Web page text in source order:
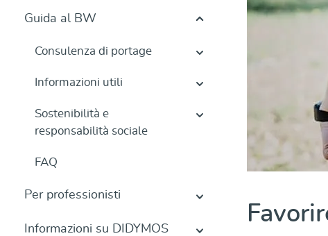
Guida al BW
Consulenza di portage
Informazioni utili
Sostenibilità e
responsabilità sociale
FAQ
Per professionisti
Informazioni su DIDYMOS